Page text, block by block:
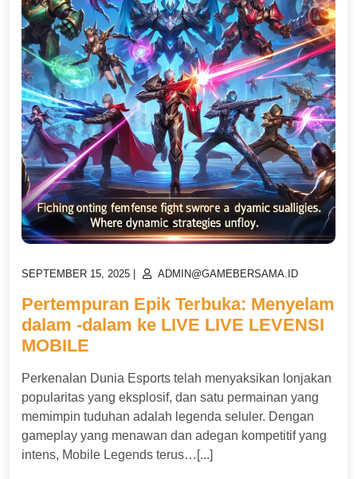
POSTED
SEPTEMBER 15, 2025
POSTED
ADMIN@GAMEBERSAMA.ID
Pertempuran Epik Terbuka: Menyelam
dalam -dalam ke LIVE LIVE LEVENSI
MOBILE
Perkenalan Dunia Esports telah menyaksikan lonjakan
popularitas yang eksplosif, dan satu permainan yang
memimpin tuduhan adalah legenda seluler. Dengan
gameplay yang menawan dan adegan kompetitif yang
intens, Mobile Legends terus…[...]